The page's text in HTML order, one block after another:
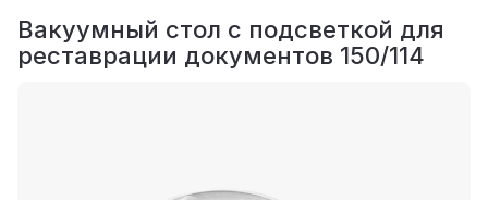
Вакуумный стол с подсветкой для
реставрации документов 150/114